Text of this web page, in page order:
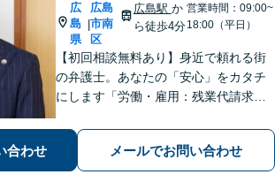
広
島
県
|
広島
市南
区
広島駅 か
ら徒歩4分
営業時間：09:00~
18:00（平日）
【初回相談無料あり】身近で頼れる街
の弁護士。あなたの「安心」をカタチ
にします「労働・雇用：残業代請求、
実績が豊富」「不動産：不動産を相続
すべきか、放棄すべきか冷静に判断で
きるようサポートいたします」【広島
合わせ メールでお問い合わせ